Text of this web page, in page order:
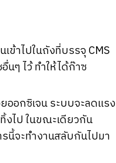
ข้าไปในถังที่บรรจุ CMS
นๆ ไว้ ทำให้ได้ก๊าซ
ออกซิเจน ระบบจะลดแรง
งไป ในขณะเดียวกัน
นี้จะทำงานสลับกันไปมา